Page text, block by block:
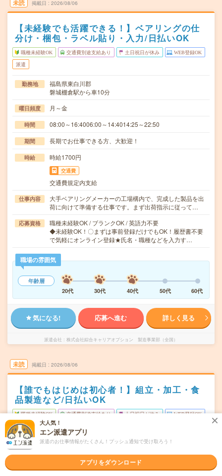
未読 掲載日 2026/08/06
【未経験でも活躍できる！】ベアリングの仕
分け・梱包・ラベル貼り・入力/日払いOK
職種未経験OK 交通費別途支給あり 土日祝日が休み WEB登録OK
派遣
勤務地
福島県東白川郡
磐城棚倉駅から車10分
曜日頻度 月～金
時間 08:00～16:4006:00～14:4014:25～22:50
期間 長期でお仕事できる方、大歓迎！
時給 時給1700円
交通費
交通費規定内支給
仕事内容
大手ベアリングメーカーの工場構内で、完成した製品を出
荷に向けて準備する仕事です。まず出荷指示に従って…
応募資格
職種未経験OK / ブランクOK / 英語力不要
◆未経験OK！〇まずは事前登録だけでもOK！履歴書不要
で気軽にオンライン登録★氏名・職種などを入力す…
職場の雰囲気
年齢層
20代
30代 40代 50代 60代
気になる! 応募へ進む 詳しく見る
派遣会社 株式会社綜合キャリアオプション 製造事業部（全国）
未読 掲載日 2026/08/06
【誰でもはじめは初心者！】組立・加工・食
品製造など/日払いOK
職種未経験OK 交通費別途支給あり 土日祝日が休み WEB登録OK
派遣
勤務地
福島県郡山市
喜久田駅から車7分
曜日頻度 月～金
大人気！
エン派遣アプリ
派遣のお仕事情報がたくさん！プッシュ通知で受け取ろう！
アプリをダウンロード